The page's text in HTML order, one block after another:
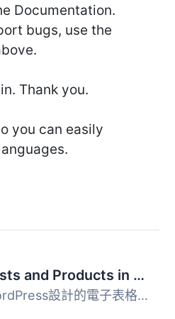
Documentation.
bugs, use the
Thank you.
you can easily
Bulk Edit Posts and Products in Spreadsheet
一個專門為WordPress設計的電子表格。使用電子表格大量編輯文...